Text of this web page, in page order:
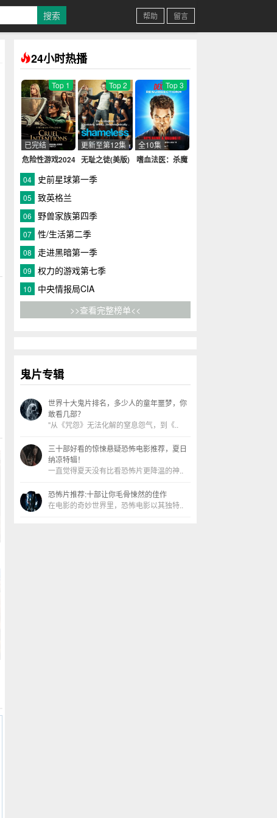
帮助 留言
24小时热播
危险性游戏2024
Top 1
已完结
无耻之徒(美版)
Top 2
更新至第12集
嗜血法医：杀魔
Top 3
全10集
04 史前星球第一季
05 致英格兰
06 野兽家族第四季
07 性/生活第二季
08 走进黑暗第一季
09 权力的游戏第七季
10
中央情报局CIA
>>查看完整榜单<<
鬼片专辑
世界十大鬼片排名，多少人的童年噩梦，你
敢看几部？
"从《咒怨》无法化解的窒息怨气，到《..
三十部好看的惊悚悬疑恐怖电影推荐，夏日
纳凉特辑！
一直觉得夏天没有比看恐怖片更降温的神..
恐怖片推荐:十部让你毛骨悚然的佳作
在电影的奇妙世界里，恐怖电影以其独特..